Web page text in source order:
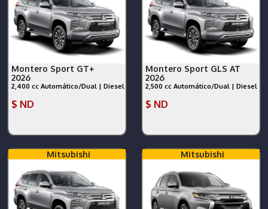
Montero Sport GT+
2026
2,400 cc Automático/Dual | Diesel
$ ND
Montero Sport GLS AT
2026
2,500 cc Automático/Dual | Diesel
$ ND
Mitsubishi Mitsubishi